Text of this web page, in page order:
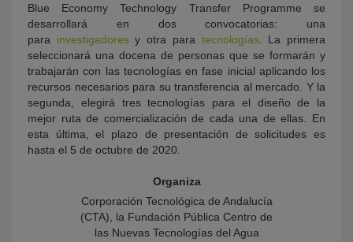
Blue Economy Technology Transfer Programme se
desarrollará en dos convocatorias: una
para investigadoresy otra para tecnologías. La primera
seleccionará una docena de personas que se formarán y
trabajarán con las tecnologías en fase inicial aplicando los
recursos necesarios para su transferencia al mercado. Y la
segunda, elegirá tres tecnologías para el diseño de la
mejor ruta de comercialización de cada una de ellas. En
esta última, el plazo de presentación de solicitudes es
hasta el 5 de octubre de 2020.
Organiza
Corporación Tecnológica de Andalucía
(CTA), la Fundación Pública Centro de
las Nuevas Tecnologías del Agua